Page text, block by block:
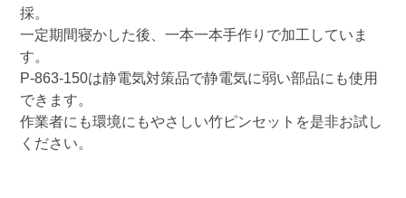
採。
一定期間寝かした後、一本一本手作りで加工していま
す。
P-863-150は静電気対策品で静電気に弱い部品にも使用
できます。
作業者にも環境にもやさしい竹ピンセットを是非お試し
ください。